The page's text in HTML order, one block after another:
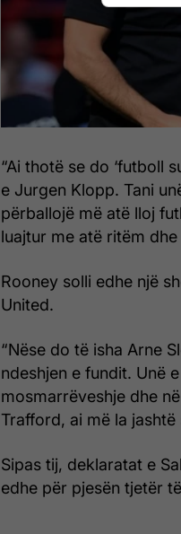
“Ai thotë se do ‘futboll
e Jurgen Klopp. Tani
përballojë më atë lloj
luajtur me atë ritëm
Rooney solli edhe një
United.
“Nëse do të isha Arne
ndeshjen e fundit. Unë
mosmarrëveshje dhe
Trafford, ai më la
Sipas tij, deklaratat e
edhe për pjesën tjetër